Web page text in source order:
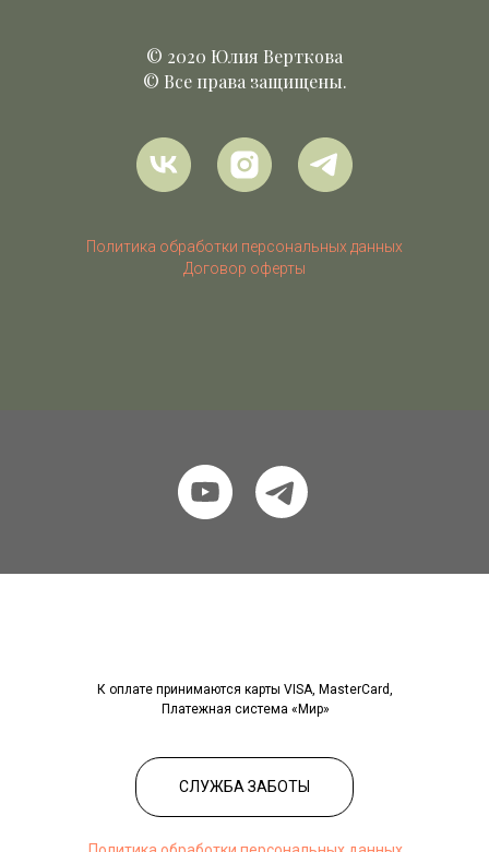
© 2020 Юлия Верткова
© Все права защищены.
Политика обработки персональных данных
Договор оферты
К оплате принимаются карты VISA, MasterCard,
Платежная система «Мир»
СЛУЖБА ЗАБОТЫ